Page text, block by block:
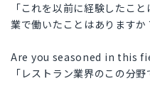
「これを以前に経験したこ
業で働いたことはありますか
Are you seasoned in this
「レストラン業界のこの分